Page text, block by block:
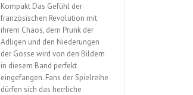
Kompakt Das Gefühl der
französischen Revolution mit
ihrem Chaos, dem Prunk der
Adligen und den Niederungen
der Gosse wird von den Bildern
in diesem Band perfekt
eingefangen. Fans der Spielreihe
dürfen sich das herrliche